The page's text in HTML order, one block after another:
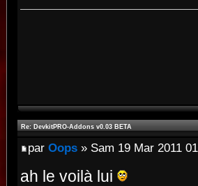
Re: DevkitPRO-Addons v0.03 BETA
par Oops » Sam 19 Mar 2011
ah le voilà lui